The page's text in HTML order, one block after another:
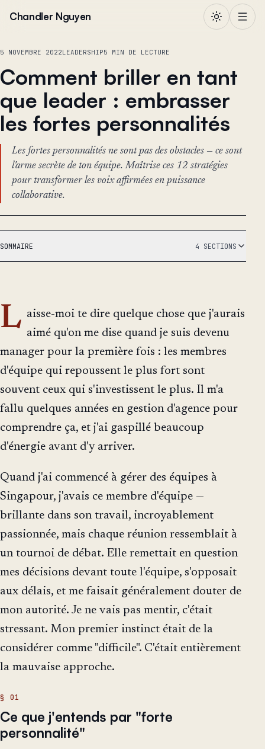
Chandler Nguyen
5 NOVEMBRE 2022LEADERSHIP5 MIN DE LECTURE
Comment briller en tant
que leader : embrasser
les fortes personnalités
Les fortes personnalités ne sont pas des obstacles — ce sont
l'arme secrète de ton équipe. Maîtrise ces 12 stratégies
pour transformer les voix affirmées en puissance
collaborative.
SOMMAIRE 4 SECTIONS
L aisse-moi te dire quelque chose que j'aurais
aimé qu'on me dise quand je suis devenu
manager pour la première fois : les membres
d'équipe qui repoussent le plus fort sont
souvent ceux qui s'investissent le plus. Il m'a
fallu quelques années en gestion d'agence pour
comprendre ça, et j'ai gaspillé beaucoup
d'énergie avant d'y arriver.
Quand j'ai commencé à gérer des équipes à
Singapour, j'avais ce membre d'équipe —
brillante dans son travail, incroyablement
passionnée, mais chaque réunion ressemblait à
un tournoi de débat. Elle remettait en question
mes décisions devant toute l'équipe, s'opposait
aux délais, et me faisait généralement douter de
mon autorité. Je ne vais pas mentir, c'était
stressant. Mon premier instinct était de la
considérer comme "difficile". C'était entièrement
la mauvaise approche.
Ce que j'entends par "forte
personnalité"